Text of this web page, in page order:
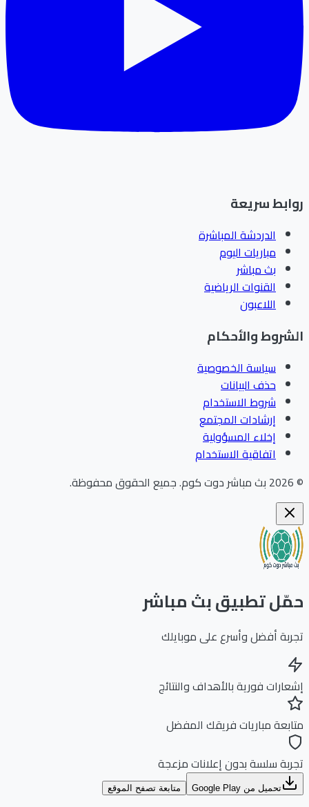
سريعة
الدردشة المباشرة
مباريات اليوم
بث مباشر
القنوات الرياضية
اللاعبون
والأحكام
سياسة الخصوصية
حذف البيانات
شروط الاستخدام
إرشادات المجتمع
إخلاء المسؤولية
اتفاقية الاستخدام
بث مباشر دوت كوم.جميع الحقوق محفوظة.
تطبيق بث مباشر
أفضل وأسرع على موبايلك
فورية بالأهداف والنتائج
مباريات فريقك المفضل
سلسة بدون إعلانات مزعجة
تحميل من Google Play متابعة تصفح الموقع